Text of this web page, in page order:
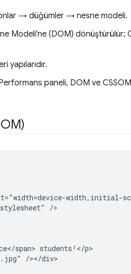
→ düğümler → nesne modeli.
Modeli'ne (DOM) dönüştürülür;
yapılarıdır.
paneli, DOM ve
width,initial-
/>
span> students!</p>
/></div>